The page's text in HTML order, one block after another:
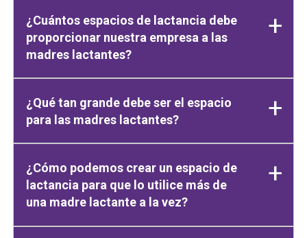
¿Cuántos espacios de lactancia debe
proporcionar nuestra empresa a las
madres lactantes?
¿Qué tan grande debe ser el espacio
para las madres lactantes?
¿Cómo podemos crear un espacio de
lactancia para que lo utilice más de
una madre lactante a la vez?